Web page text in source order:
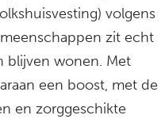
volgens
zit echt
blijven wonen. Met
een boost, met de
en zorggeschikte